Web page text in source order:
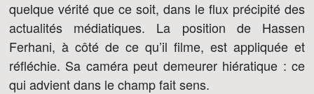
quelque vérité que ce soit, dans le flux précipité des
actualités médiatiques. La position de Hassen
Ferhani, à côté de ce qu’il filme, est appliquée et
réfléchie. Sa caméra peut demeurer hiératique : ce
qui advient dans le champ fait sens.